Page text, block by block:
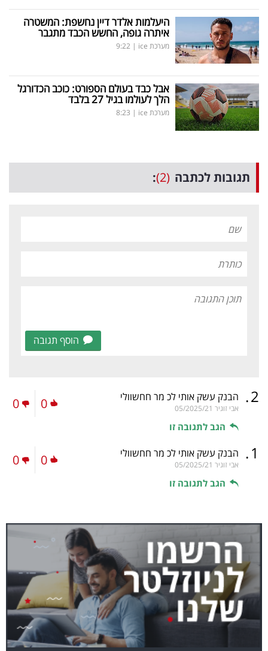
היעלמות אלדר דיין נחשפת: המשטרה
איתרה גופה, החשש הכבד מתגבר
מערכת ice |
9:22
אבל כבד בעולם הספורט: כוכב הכדורגל
הלך לעולמו בגיל 27 בלבד
מערכת ice |
8:23
תגובות לכתבה (2)
:
הוסף תגובה
2
. הבנק עשק אותי לכ מר חחשוולי
אבי זוגיר 05/2025/21
הגב לתגובה זו
0
0
1
. הבנק עשק אותי לכ מר חחשוולי
אבי זוגיר 05/2025/21
הגב לתגובה זו
0
0